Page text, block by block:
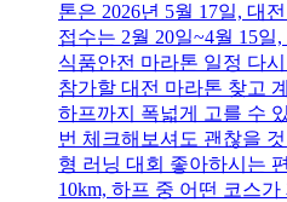
톤은 2026년 5월 17일, 대
접수는 2월 20일~4월 15일
식품안전 마라톤 일정 다
참가할 대전 마라톤 찾고
하프까지 폭넓게 고를 수
번 체크해보셔도 괜찮을
형 러닝 대회 좋아하시는
10km, 하프 중 어떤 코스